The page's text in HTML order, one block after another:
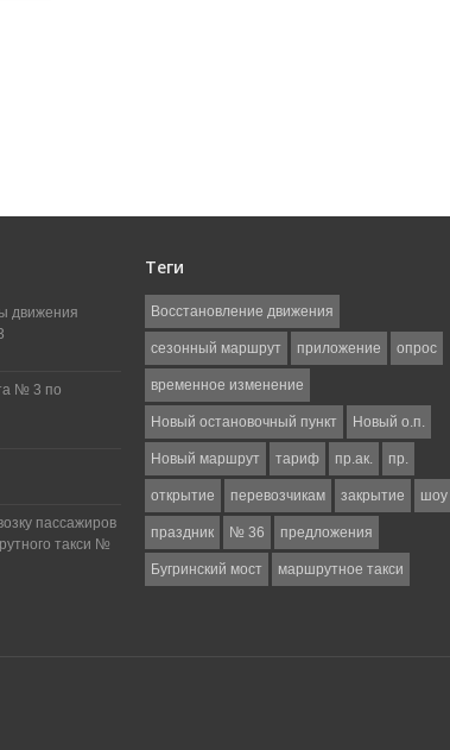
движения
№ 3 по
пассажиров
такси №
Теги
Восстановление движения
сезонный маршрут приложение опрос
временное изменение
Новый остановочный пункт Новый о.п.
Новый маршрут тариф пр.ак. пр.
открытие перевозчикам закрытие шоу
праздник № 36 предложения
Бугринский мост маршрутное такси